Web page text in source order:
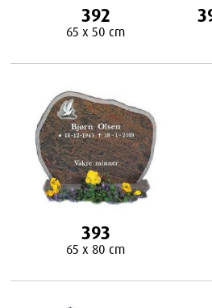
392
65 x 50 cm
393
65 x 80 cm